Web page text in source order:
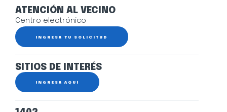
ATENCIÓN AL VECINO
Centro electrónico
INGRESA TU SOLICITUD
SITIOS DE INTERÉS
INGRESA AQUÍ